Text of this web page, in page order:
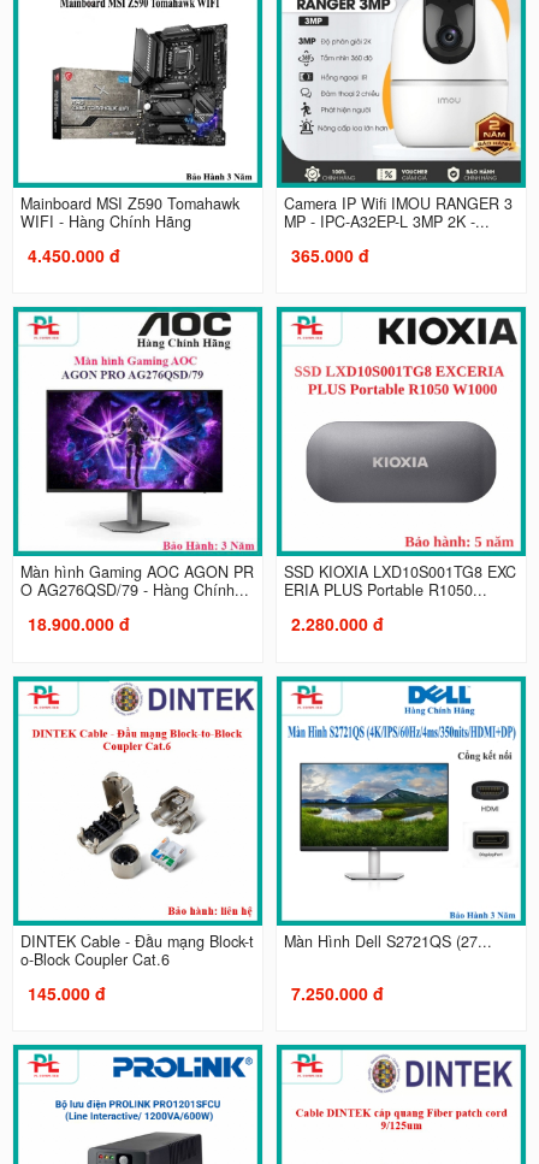
Mainboard MSI Z590 Tomahawk
WIFI - Hàng Chính Hãng
4.450.000 đ
Camera IP Wifi IMOU RANGER 3
MP - IPC-A32EP-L 3MP 2K -...
365.000 đ
Màn hình Gaming AOC AGON PR
O AG276QSD/79 - Hàng Chính...
18.900.000 đ
SSD KIOXIA LXD10S001TG8 EXC
ERIA PLUS Portable R1050...
2.280.000 đ
DINTEK Cable - Đầu mạng Block-t
o-Block Coupler Cat.6
145.000 đ
Màn Hình Dell S2721QS (27...
7.250.000 đ